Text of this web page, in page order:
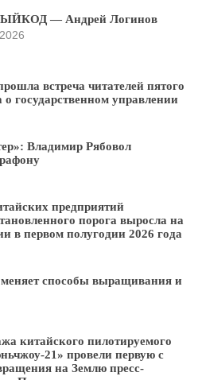
— Андрей Логинов
встреча читателей пятого
государственном управлении
Владимир Рябовол
предприятий
порога выросла на
в первом полугодии 2026 года
меняет способы выращивания и
китайского пилотируемого
21» провели первую с
на Землю пресс-